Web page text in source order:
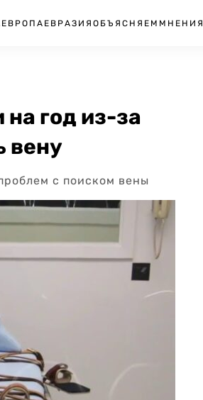
ЕВРОПА ЕВРАЗИЯ ОБЪЯСНЯЕМ МНЕНИЯ
год из-за
вену
с поиском вены